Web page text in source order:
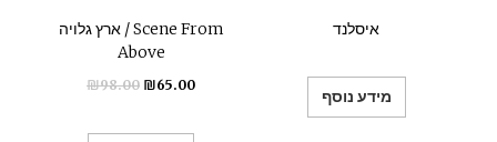
ארץ גלויה / Scene From
Above
₪98.00 ₪65.00
איסלנד
מידע נוסף